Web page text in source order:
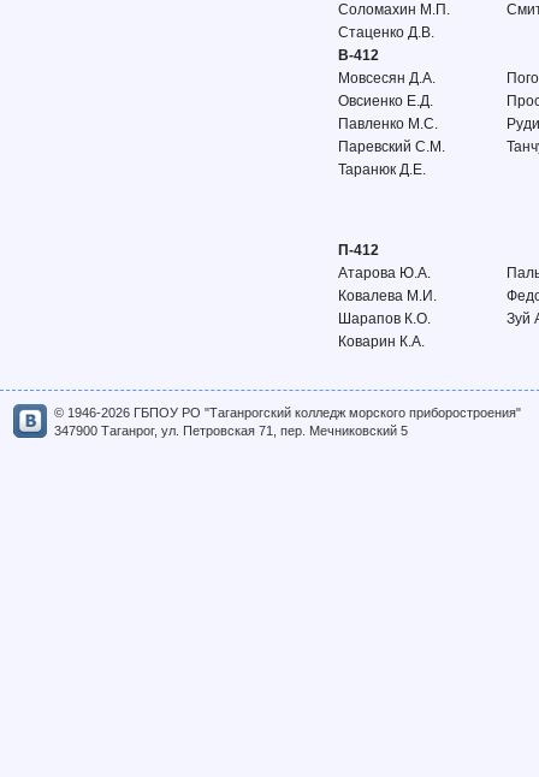
Соломахин М.П.
Стаценко Д.В.
В-412
Мовсесян Д.А.
Овсиенко Е.Д.
Павленко М.С.
Паревский С.М.
Таранюк Д.Е.
П-412
Атарова Ю.А.
Ковалева М.И.
Шарапов К.О.
Зуй
Коварин К.А.
© 1946-2026 ГБПОУ РО "Таганрогский колледж морского приборостроения"
347900 Таганрог, ул. Петровская 71, пер. Мечниковский 5